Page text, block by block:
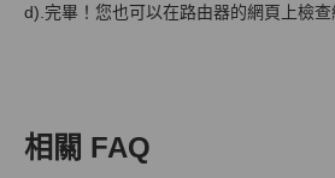
d). 完畢！您也可以在路由器的網頁上檢查
相關 FAQ